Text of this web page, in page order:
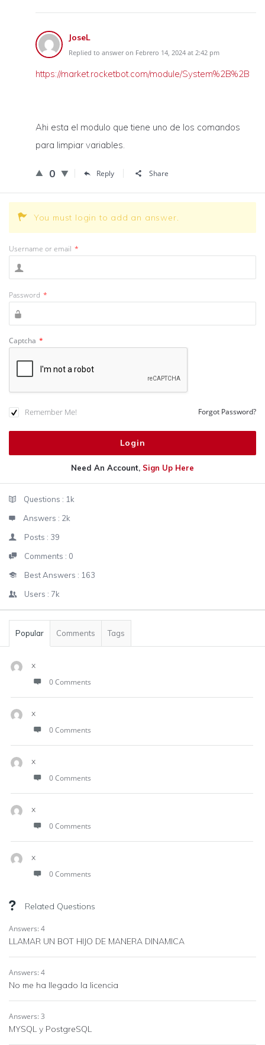
JoseL
Replied to answer on Febrero 14, 2024 at 2:42 pm
https://market.rocketbot.com/module/System%2B%2B
Ahi esta el modulo que tiene uno de los comandos
para limpiar variables.
0 Reply Share
You must login to add an answer.
Username or email *
Password *
Captcha *
Remember Me! Forgot Password?
Need An Account, Sign Up Here
StatsQuestions : 1k
Answers : 2k
Posts : 39
Comments : 0
Best Answers : 163
Users : 7k
Popular Comments Tags
x
0 Comments
x
0 Comments
x
0 Comments
x
0 Comments
x
0 Comments
Related Questions
Answers: 4
LLAMAR UN BOT HIJO DE MANERA DINAMICA
Answers: 4
No me ha llegado la licencia
Answers: 3
MYSQL y PostgreSQL